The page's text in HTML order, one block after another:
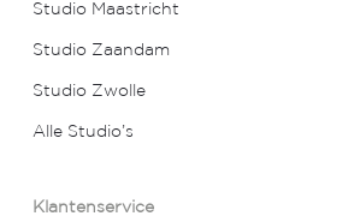
Studio Maastricht
Studio Zaandam
Studio Zwolle
Alle Studio’s
Klantenservice